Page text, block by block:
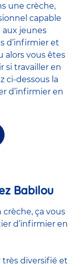
une crèche,
capable
jeunes
d’infirmier et
alors vous êtes
si travailler en
ci-dessous la
d’infirmier en
Babilou
ça vous
d’infirmier en
diversifié et